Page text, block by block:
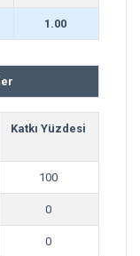
1.00
Katkı Yüzdesi
100
0
0